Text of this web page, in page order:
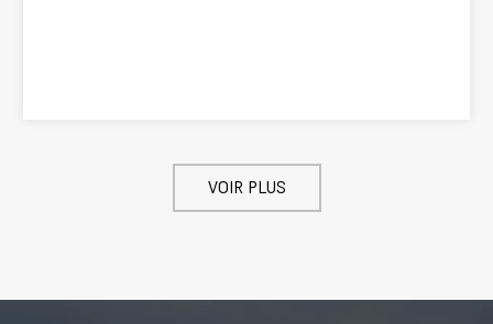
VOIR PLUS